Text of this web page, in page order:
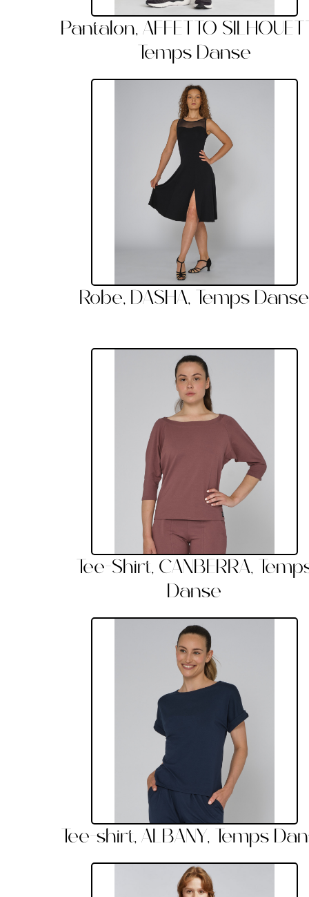
Pantalon, AFFETTO
Temps Danse
Robe, DASHA, Temps Danse
Tee-Shirt, CANBERRA,
Danse
Tee-shirt, ALBANY, Temps